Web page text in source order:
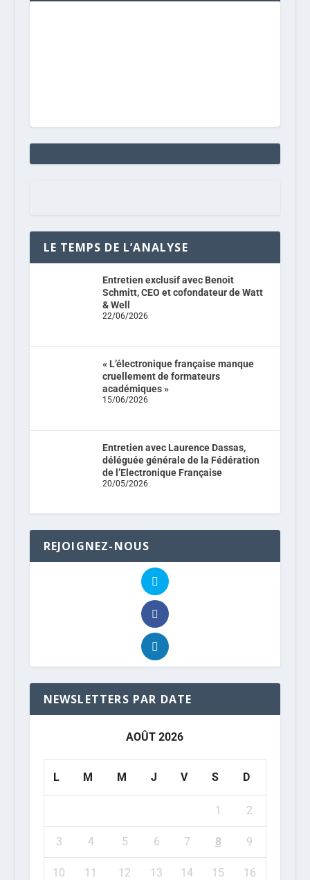
LE TEMPS DE L’ANALYSE
Entretien exclusif avec Benoit
Schmitt, CEO et cofondateur de Watt
& Well
22/06/2026
« L’électronique française manque
cruellement de formateurs
académiques »
15/06/2026
Entretien avec Laurence Dassas,
déléguée générale de la Fédération
de l’Electronique Française
20/05/2026
REJOIGNEZ-NOUS
NEWSLETTERS PAR DATE
AOÛT 2026
L M M J V S D
1 2
3 4 5 6 7 8 9
10 11 12 13 14 15 16